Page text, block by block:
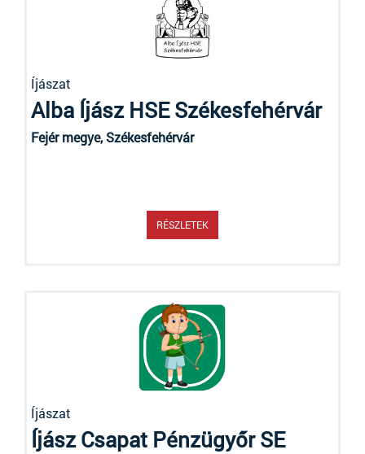
Íjászat
Alba Íjász HSE Székesfehérvár
Fejér megye, Székesfehérvár
RÉSZLETEK
Íjászat
Íjász Csapat Pénzügyőr SE